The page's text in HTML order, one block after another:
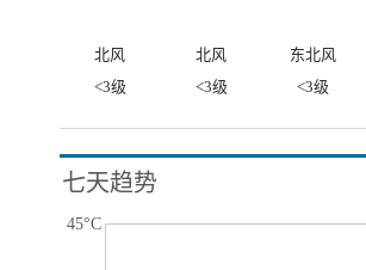
北风 北风 东北风
<3级
<3级 <3级
七天趋势
45°C